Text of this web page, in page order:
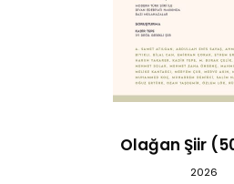
Olağan Şiir
2026